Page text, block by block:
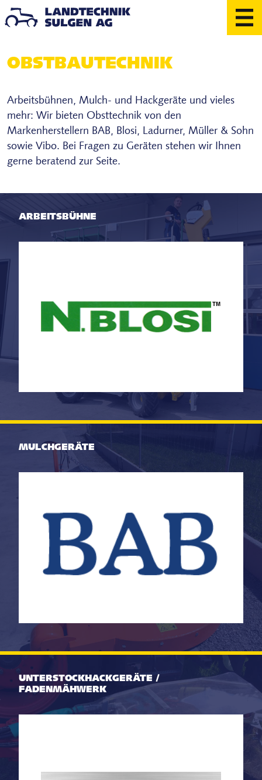
Skip
to
Landmaschinen
Werkstatt & Dienstleistungen
Ausstellung
info@landtechnik-sulgen.ch
OBSTBAU­TECHNIK
Arbeitsbühnen, Mulch- und Hackgeräte und vieles
mehr: Wir bieten Obsttechnik von den
Markenherstellern BAB, Blosi, Ladurner, Müller & Sohn
sowie Vibo. Bei Fragen zu Geräten stehen wir Ihnen
gerne beratend zur Seite.
ARBEITSBÜHNE
MULCHGERÄTE
UNTERSTOCKHACKGERÄTE /
FADENMÄHWERK